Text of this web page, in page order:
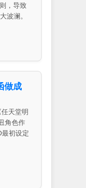
，导致
波澜。
做成
天堂明
角色作
初设定